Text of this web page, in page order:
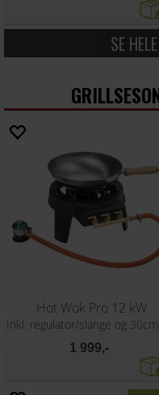
SE
Hot Wok Pro 12 kW
1 999,-